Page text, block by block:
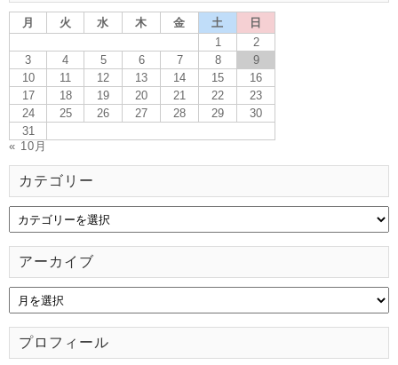
月 火 水 木 金 土
日
1
2
3
4 5 6 7 8
9
10
11 12 13 14 15
16
17
18 19 20 21 22
23
24
25 26 27 28 29
30
31
« 10月
カテゴリー
アーカイブ
プロフィール